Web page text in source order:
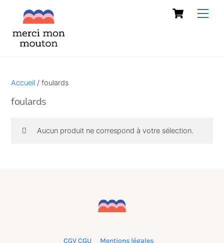
Cart
Accueil / foulards
foulards
Aucun produit ne correspond à votre sélection.
CGV CGU Mentions légales